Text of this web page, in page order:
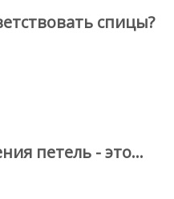
спицы?
петель - это…